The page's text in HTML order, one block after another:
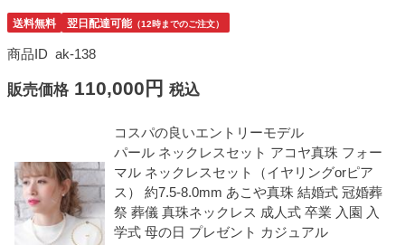
送料無料 翌日配達可能（12時までのご注文）
商品ID ak-138
販売価格 110,000円 税込
コスパの良いエントリーモデル
パール ネックレスセット アコヤ真珠 フォー
マル ネックレスセット（イヤリングorピア
ス） 約7.5-8.0mm あこや真珠 結婚式 冠婚葬
祭 葬儀 真珠ネックレス 成人式 卒業 入園 入
学式 母の日 プレゼント カジュアル